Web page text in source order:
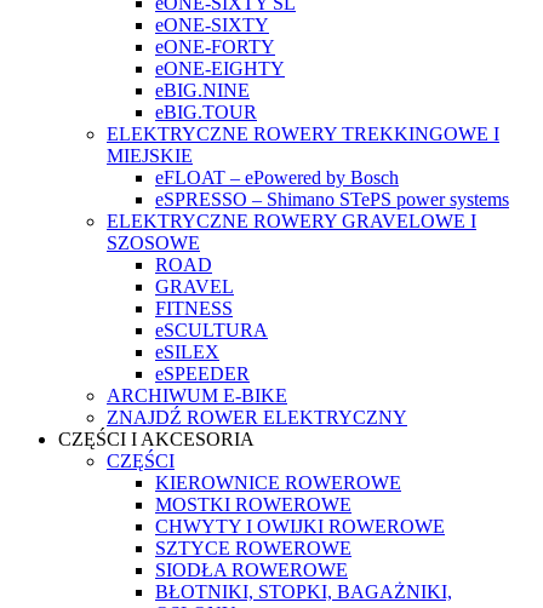
eONE-SIXTY
eONE-FORTY
eONE-EIGHTY
eBIG.NINE
eBIG.TOUR
ELEKTRYCZNE ROWERY TREKKINGOWE I
MIEJSKIE
eFLOAT – ePowered by Bosch
eSPRESSO – Shimano STePS power systems
ELEKTRYCZNE ROWERY GRAVELOWE I
SZOSOWE
ROAD
GRAVEL
FITNESS
eSCULTURA
eSILEX
eSPEEDER
ARCHIWUM E-BIKE
ZNAJDŹ ROWER ELEKTRYCZNY
CZĘŚCI I AKCESORIA
CZĘŚCI
KIEROWNICE ROWEROWE
MOSTKI ROWEROWE
CHWYTY I OWIJKI ROWEROWE
SZTYCE ROWEROWE
SIODŁA ROWEROWE
BŁOTNIKI, STOPKI, BAGAŻNIKI,